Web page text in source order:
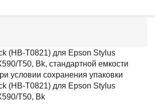
(HB-T0821) для Epson Stylus
T50, Bk, стандартной емкости
условии сохранения упаковки
(HB-T0821) для Epson Stylus
T50, Bk